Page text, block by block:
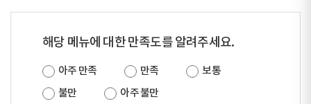
해당 메뉴에 대한 만족도를 알려주세요.
아주 만족 만족
보통
불만
아주 불만